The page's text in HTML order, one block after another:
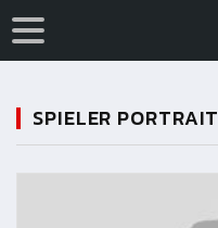
SPIELER PORTRAIT